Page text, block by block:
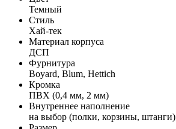
Темный
Стиль
Хай-тек
Материал корпуса
ДСП
Фурнитура
Boyard, Blum, Hettich
Кромка
ПВХ (0,4 мм, 2 мм)
Внутреннее наполнение
на выбор (полки, корзины, штанги)